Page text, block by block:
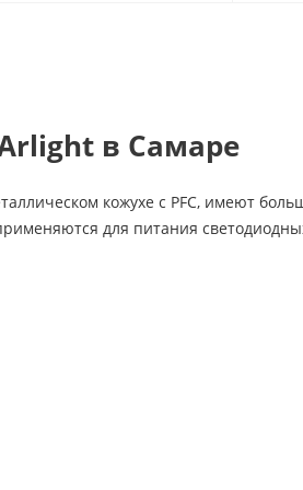
в Самаре
кожухе с PFC, имеют
для питания